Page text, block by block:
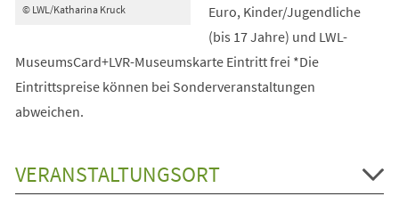
© LWL/Katharina Kruck
Euro, Kinder/Jugendliche
(bis 17 Jahre) und LWL-
MuseumsCard+LVR-Museumskarte Eintritt frei *Die
Eintrittspreise können bei Sonderveranstaltungen
abweichen.
VERANSTALTUNGSORT